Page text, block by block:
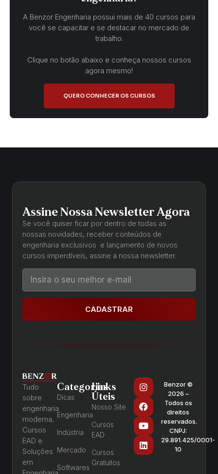
A Benzor Engenharia possui mais de 40 cursos para
você se capacitar e se destacar no mercado de
trabalho.
Clique no botão abaixo e conheça nossos cursos
agora mesmo!
QUERO CONHECER OS CURSOS
Assine Nossa Newsletter Agora
Se você quiser ficar por dentro de todas as
nossas novidades, receber conteúdos de
engenharia exclusivos e lançamento de novos
cursos imperdíveis, assine a nossa newsletter.
CADASTRAR
Tudo
sobre
engenharia
moderna,
Cursos
EAD e
Soluções
em
Categorias
Dicas
Engenharia
Indústria
Mercado
Softwares
Links
Úteis
Nosso Site
Cursos
EAD
Cursos
Gratuitos
Benzor ©
2026 –
Todos os
direitos
reservados.
CNPJ:
29.891.425/0001-
10